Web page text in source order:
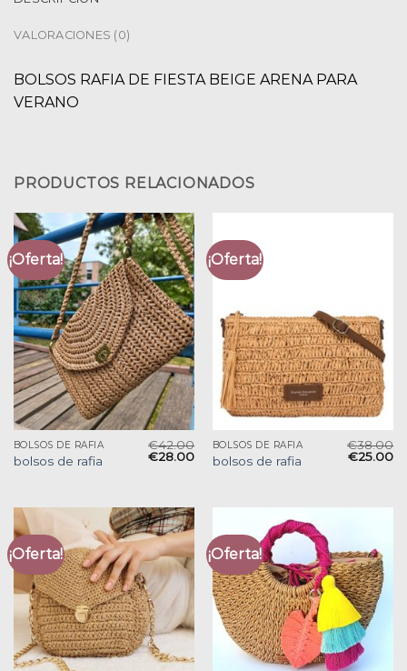
VALORACIONES (0)
BOLSOS RAFIA DE FIESTA BEIGE ARENA PARA
VERANO
PRODUCTOS RELACIONADOS
¡Oferta!
BOLSOS DE RAFIA
bolsos de rafia
€42.00
€28.00
¡Oferta!
BOLSOS DE RAFIA
bolsos de rafia
€38.00
€25.00
¡Oferta! ¡Oferta!